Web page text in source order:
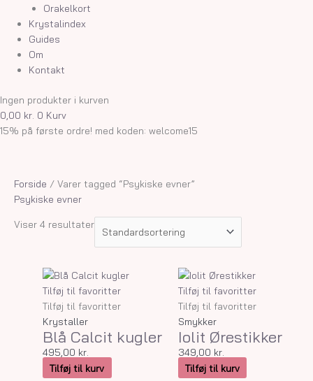
Orakelkort
Krystalindex
Guides
Om
Kontakt
Ingen produkter i kurven
0,00 kr. 0 Kurv
15% på første ordre! med koden: welcome15
Forside / Varer tagged “Psykiske evner”
Psykiske evner
Viser 4 resultater
Tilføj til favoritter
Tilføj til favoritter
Krystaller
Blå Calcit kugler
495,00 kr.
Tilføj til kurv
Tilføj til favoritter
Tilføj til favoritter
Smykker
Iolit Ørestikker
349,00 kr.
Tilføj til kurv